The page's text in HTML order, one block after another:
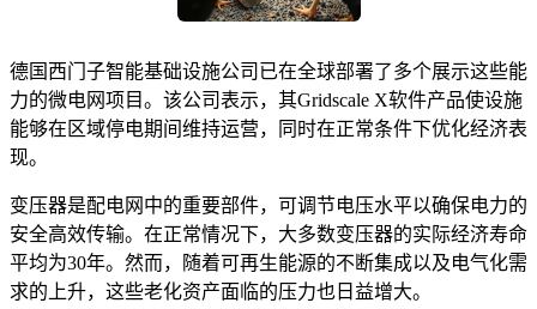
德国西门子智能基础设施公司已在全球部署了多个展示这些能
力的微电网项目。该公司表示，其Gridscale X软件产品使设施
能够在区域停电期间维持运营，同时在正常条件下优化经济表
现。
变压器是配电网中的重要部件，可调节电压水平以确保电力的
安全高效传输。在正常情况下，大多数变压器的实际经济寿命
平均为30年。然而，随着可再生能源的不断集成以及电气化需
求的上升，这些老化资产面临的压力也日益增大。